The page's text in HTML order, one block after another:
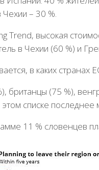
Чехии – 30 %.
Trend, высокая
в Чехии (60 %) и
в каких
британцы (75 %),
списке последнее
11 % словенцев